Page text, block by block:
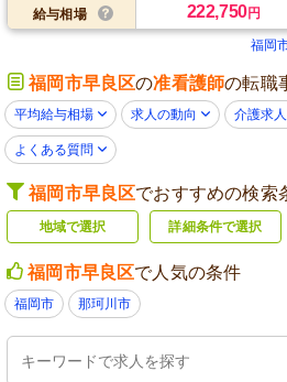
給与相場 222,750円
福岡
福岡市早良区の准看護師の転職
平均給与相場 求人の動向 介護求
よくある質問
福岡市早良区でおすすめの検索
地域で選択 詳細条件で選択
福岡市早良区で人気の条件
福岡市 那珂川市